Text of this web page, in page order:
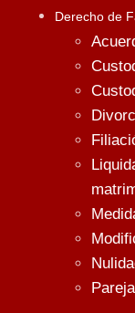
Derecho de